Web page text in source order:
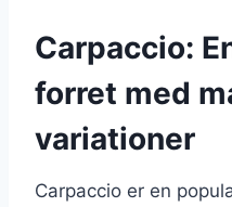
Carpaccio:
forret med
variationer
Carpaccio er en